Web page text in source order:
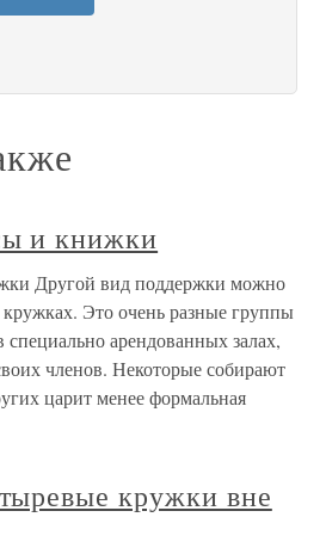
и книжки
Другой вид поддержки можно
Это очень разные группы
арендованных залах,
членов. Некоторые собирают
царит менее формальная
кружки вне